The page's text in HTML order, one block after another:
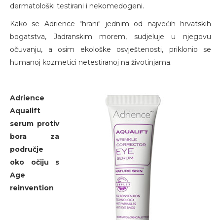
dermatološki testirani i nekomedogeni.
Kako se Adrience "hrani" jednim od najvećih hrvatskih
bogatstva, Jadranskim morem, sudjeluje u njegovu
očuvanju, a osim ekološke osvještenosti, priklonio se
humanoj kozmetici netestiranoj na životinjama.
Adrience
Aqualift
serum protiv
bora za
područje
oko očiju s
Age
reinvention